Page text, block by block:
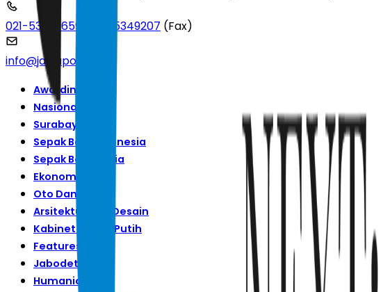
021-53699659 021-5349207 (Fax)
info@jawapos.com
Awarding
Nasional
Surabaya Raya
Sepak Bola Indonesia
Sepak Bola Dunia
Ekonomi
Oto Dan Tekno
Arsitektur Dan Desain
Kabinet Merah Putih
Features
Jabodetabek
Humaniora